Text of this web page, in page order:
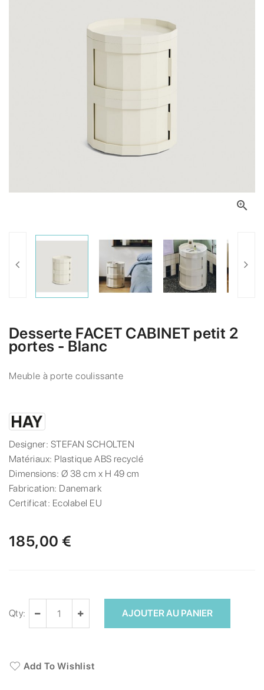

Desserte FACET CABINET petit 2
portes - Blanc
Meuble à porte coulissante
Designer: STEFAN SCHOLTEN
Matériaux: Plastique ABS recyclé
Dimensions: Ø 38 cm x H 49 cm
Fabrication: Danemark
Certificat: Ecolabel EU
185,00 €
Qty: AJOUTER AU PANIER
Add To Wishlist